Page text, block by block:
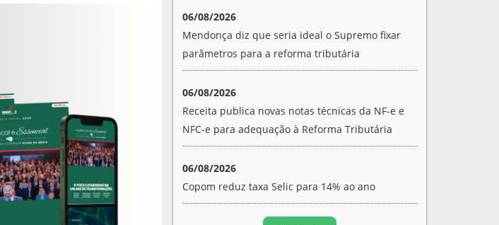
06/08/2026
Mendonça diz que seria ideal o Supremo fixar
parâmetros para a reforma tributária
06/08/2026
Receita publica novas notas técnicas da NF-e e
NFC-e para adequação à Reforma Tributária
06/08/2026
Copom reduz taxa Selic para 14% ao ano